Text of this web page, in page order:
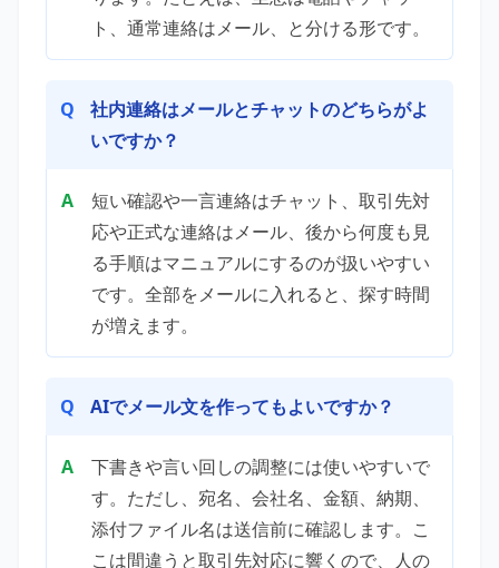
ト、通常連絡はメール、と分ける形です。
社内連絡はメールとチャットのどちらがよ
いですか？
短い確認や一言連絡はチャット、取引先対
応や正式な連絡はメール、後から何度も見
る手順はマニュアルにするのが扱いやすい
です。全部をメールに入れると、探す時間
が増えます。
AIでメール文を作ってもよいですか？
下書きや言い回しの調整には使いやすいで
す。ただし、宛名、会社名、金額、納期、
添付ファイル名は送信前に確認します。こ
こは間違うと取引先対応に響くので、人の